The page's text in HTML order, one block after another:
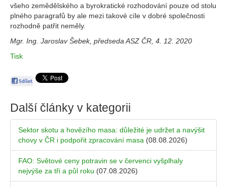
všeho zemědělského a byrokratické rozhodování pouze od stolu
plného paragrafů by ale mezi takové cíle v dobré společnosti
rozhodně patřit neměly.
Mgr. Ing. Jaroslav Šebek, předseda ASZ ČR, 4. 12. 2020
Tisk
Další články v kategorii
Sektor skotu a hovězího masa: důležité je udržet a navýšit
chovy v ČR i podpořit zpracování masa (08.08.2026)
FAO: Světové ceny potravin se v červenci vyšplhaly
nejvýše za tři a půl roku (07.08.2026)